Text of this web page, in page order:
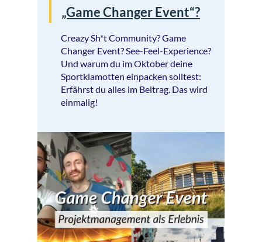
„Game Changer Event“?
Creazy Sh*t Community? Game
Changer Event? See-Feel-Experience?
Und warum du im Oktober deine
Sportklamotten einpacken solltest:
Erfährst du alles im Beitrag. Das wird
einmalig!